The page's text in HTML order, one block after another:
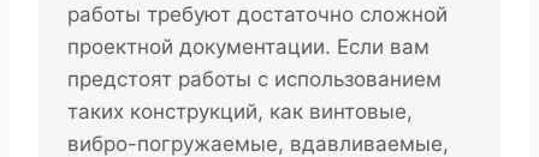
работы требуют достаточно сложной
проектной документации. Если вам
предстоят работы с использованием
таких конструкций, как винтовые,
вибро-погружаемые, вдавливаемые,